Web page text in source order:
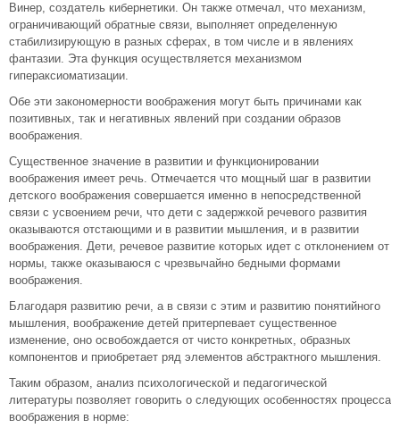
Винер, создатель кибернетики. Он также отмечал, что механизм,
ограничивающий обратные связи, выполняет определенную
стабилизирующую в разных сферах, в том числе и в явлениях
фантазии. Эта функция осуществляется механизмом
гипераксиоматизации.
Обе эти закономерности воображения могут быть причинами как
позитивных, так и негативных явлений при создании образов
воображения.
Существенное значение в развитии и функционировании
воображения имеет речь. Отмечается что мощный шаг в развитии
детского воображения совершается именно в непосредственной
связи с усвоением речи, что дети с задержкой речевого развития
оказываются отстающими и в развитии мышления, и в развитии
воображения. Дети, речевое развитие которых идет с отклонением от
нормы, также оказываюся с чрезвычайно бедными формами
воображения.
Благодаря развитию речи, а в связи с этим и развитию понятийного
мышления, воображение детей притерпевает существенное
изменение, оно освобождается от чисто конкретных, образных
компонентов и приобретает ряд элементов абстрактного мышления.
Таким образом, анализ психологической и педагогической
литературы позволяет говорить о следующих особенностях процесса
воображения в норме: